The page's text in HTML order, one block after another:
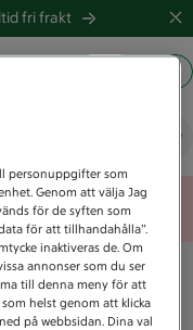
fri frakt
personuppgifter som
Genom att välja Jag
för de syften som
för att tillhandahålla”.
inaktiveras de. Om
annonser som du ser
till denna meny för att
helst genom att klicka
på webbsidan. Dina val